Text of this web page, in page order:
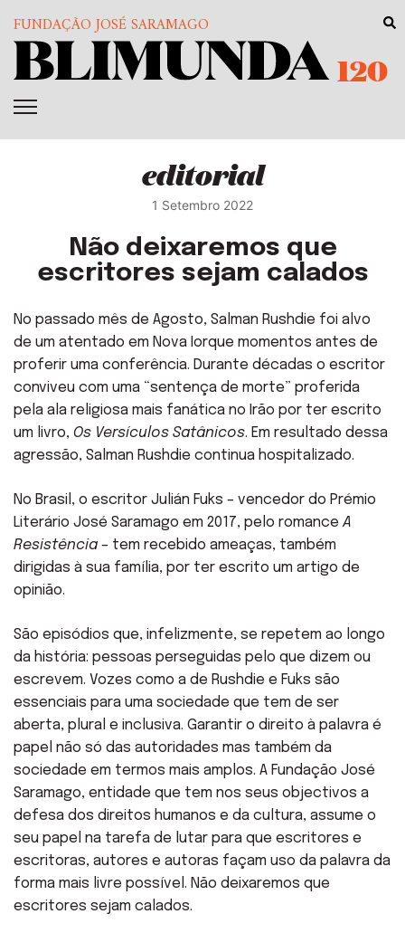
FUNDAÇÃO JOSÉ SARAMAGO
120
editorial
1 Setembro 2022
Não deixaremos que
escritores sejam calados
No passado mês de Agosto, Salman Rushdie foi alvo
de um atentado em Nova Iorque momentos antes de
proferir uma conferência. Durante décadas o escritor
conviveu com uma “sentença de morte” proferida
pela ala religiosa mais fanática no Irão por ter escrito
um livro, Os Versículos Satânicos. Em resultado dessa
agressão, Salman Rushdie continua hospitalizado.
No Brasil, o escritor Julián Fuks – vencedor do Prémio
Literário José Saramago em 2017, pelo romance A
Resistência – tem recebido ameaças, também
dirigidas à sua família, por ter escrito um artigo de
opinião.
São episódios que, infelizmente, se repetem ao longo
da história: pessoas perseguidas pelo que dizem ou
escrevem. Vozes como a de Rushdie e Fuks são
essenciais para uma sociedade que tem de ser
aberta, plural e inclusiva. Garantir o direito à palavra é
papel não só das autoridades mas também da
sociedade em termos mais amplos. A Fundação José
Saramago, entidade que tem nos seus objectivos a
defesa dos direitos humanos e da cultura, assume o
seu papel na tarefa de lutar para que escritores e
escritoras, autores e autoras façam uso da palavra da
forma mais livre possível. Não deixaremos que
escritores sejam calados.